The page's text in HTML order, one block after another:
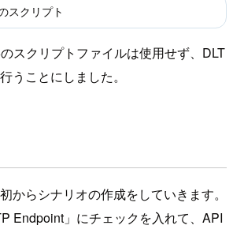
スクリプト
スクリプトファイルは使用せず、DLT
うことにしました。
からシナリオの作成をしていきます。
Endpoint」にチェックを入れて、API